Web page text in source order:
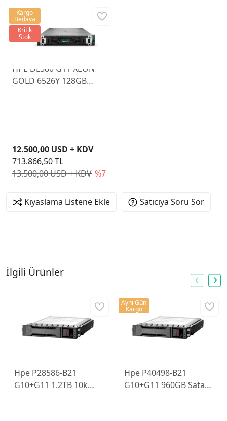
HPE DL380 G11 XEON
GOLD 6526Y 128GB
13.500,00 USD + KDV %7
12.500,00 USD + KDV
713.866,50 TL
Kargo
Bedava
Kritik
Stok
Kıyaslama Listene Ekle Satıcıya Soru Sor
İlgili Ürünler
Hpe P28586-B21
G10+G11 1.2TB 10k
Hpe P40498-B21
G10+G11 960GB Sata-
Aynı Gün
Kargo